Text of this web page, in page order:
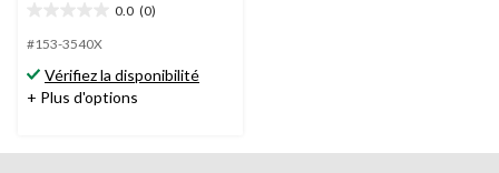
0.0 (0)
étoile(s)
5.
#153-3540X
Vérifiez la disponibilité
+ Plus d'options